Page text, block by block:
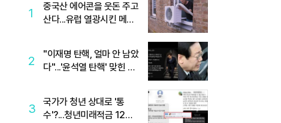
1
중국산 에어콘을 웃돈 주고
산다...유럽 열광시킨 메이
2
"이재명 탄핵, 얼마 안 남았
다"...'윤석열 탄핵' 맞힌 무
3
국가가 청년 상대로 '통
수'?...청년미래적금 12%